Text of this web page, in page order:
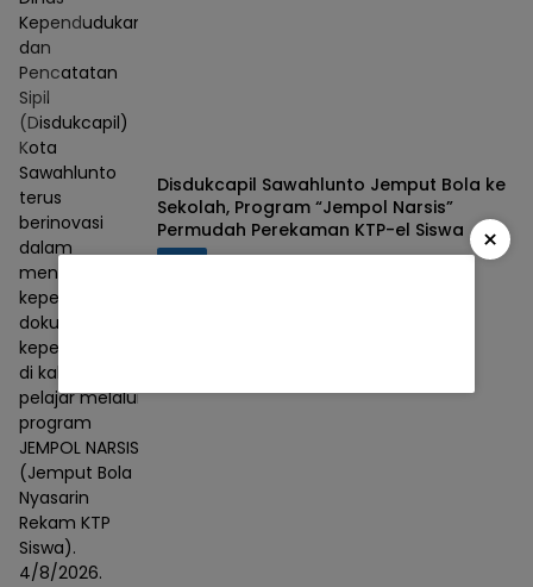
Kependudukan
dan
Pencatatan
Sipil
(Disdukcapil)
Kota
Sawahlunto
terus
berinovasi
dalam
meningkatkan
kepemilikan
dokumen
kependudukan
di kalangan
pelajar melalui
program
JEMPOL NARSIS
(Jemput Bola
Nyasarin
Rekam KTP
Siswa).
4/8/2026.
Disdukcapil Sawahlunto Jemput Bola ke
Sekolah, Program “Jempol Narsis”
Permudah Perekaman KTP-el Siswa
×